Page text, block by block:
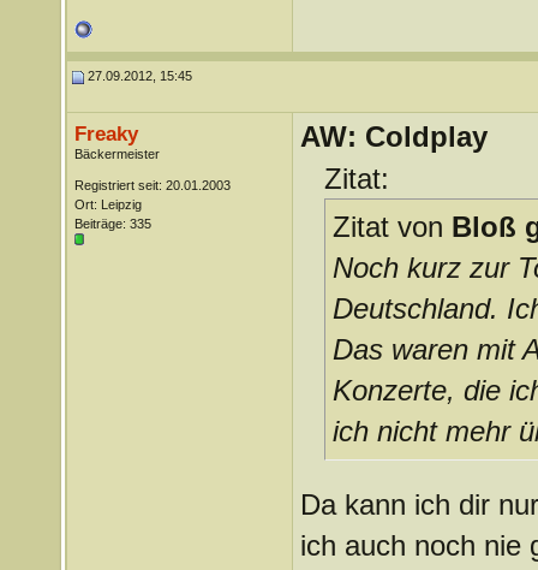
27.09.2012, 15:45
Freaky
Bäckermeister
Registriert seit: 20.01.2003
Ort: Leipzig
Beiträge: 335
AW: Coldplay
Zitat:
Zitat von Bloß
Noch kurz zur
Deutschland.
Das waren mit
Konzerte, die
ich nicht mehr
Da kann ich dir
ich auch noch nie